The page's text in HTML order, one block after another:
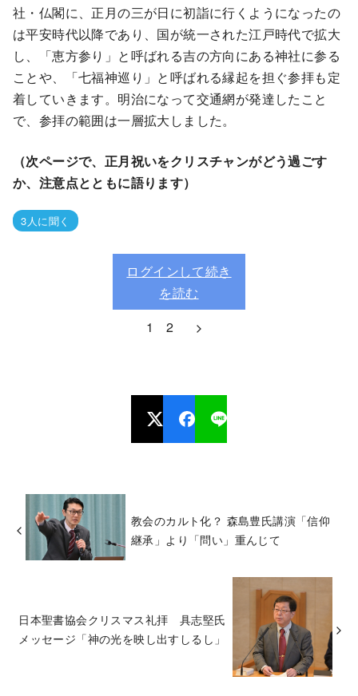
社・仏閣に、正月の三が日に初詣に行くようになったの
は平安時代以降であり、国が統一された江戸時代で拡大
し、「恵方参り」と呼ばれる吉の方向にある神社に参る
ことや、「七福神巡り」と呼ばれる縁起を担ぐ参拝も定
着していきます。明治になって交通網が発達したこと
で、参拝の範囲は一層拡大しました。
（次ページで、正月祝いをクリスチャンがどう過ごす
か、注意点とともに語ります）
3人に聞く
ログインして続き
を読む
1
2
教会のカルト化？ 森島豊氏講演「信仰
継承」より「問い」重んじて
日本聖書協会クリスマス礼拝 具志堅氏
メッセージ「神の光を映し出すしるし」